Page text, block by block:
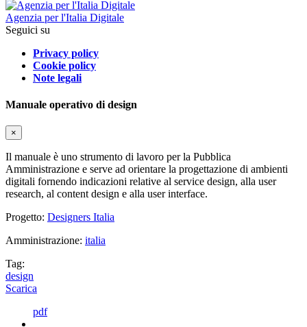
Agenzia per l'Italia Digitale
Seguici su
Privacy policy
Cookie policy
Note legali
Manuale operativo di design
×
Il manuale è uno strumento di lavoro per la Pubblica
Amministrazione e serve ad orientare la progettazione di ambienti
digitali fornendo indicazioni relative al service design, alla user
research, al content design e alla user interface.
Progetto: Designers Italia
Amministrazione: italia
Tag:
design
Scarica
pdf